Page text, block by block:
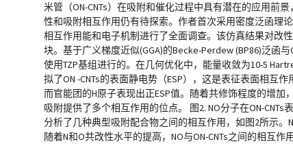
米管（ON-CNTs）在吸附和催化过程中具有潜在的应用前
性和吸附相互作用仍有待探索。作者首次采用密度泛函理
相互作用能和电子机制进行了全面调查。该仿真结果对改
块。基于广义梯度近似(GGA)的Becke-Perdew (BP86)泛函
使用TZP基组进行的。在几何优化中，能量收敛为10-5
拟了ON -CNTs的表面静电势（ESP），这是表征表面相互
而官能团的H原子表现出正ESP值。随着共修饰程度的增加
吸附提供了多个相互作用的位点。 图2. NO分子在ON-CNTs
分析了几种典型吸附配合物之间的相互作用，如图2所示。
随着N和O共改性水平的提高，NO与ON-CNTs之间的相互